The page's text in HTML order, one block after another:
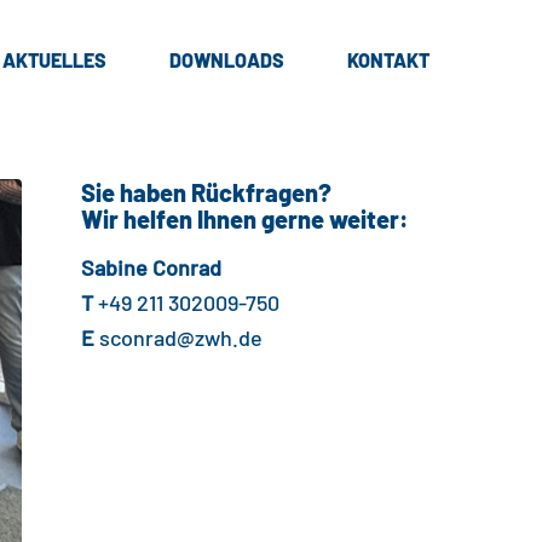
AKTUELLES DOWNLOADS KONTAKT
Sie haben Rückfragen?
Wir helfen Ihnen gerne weiter:
Sabine Conrad
T+49 211 302009-750
E sconrad@zwh.de